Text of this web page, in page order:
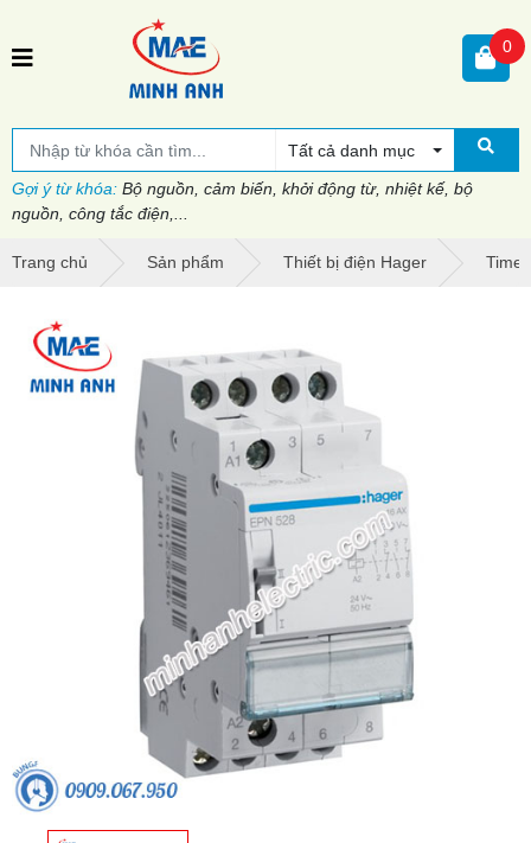
Tất cả danh mục
Gợi ý từ khóa: Bộ nguồn, cảm biến, khởi động từ, nhiệt kế, bộ
nguồn, công tắc điện,...
0
Trang chủ Sản phẩm Thiết bị điện Hager